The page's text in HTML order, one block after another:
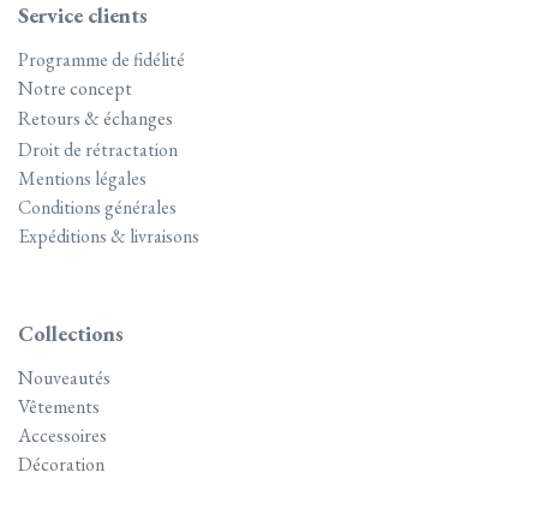
Service clients
Programme de fidélité
Notre concept
Retours & échanges
Droit de rétractation
Mentions légales
Conditions générales
Expéditions & livraisons
Collections
Nouveautés
Vêtements
Accessoires
Décoration